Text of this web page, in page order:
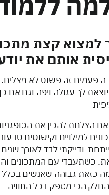
למצוא קצת
אותם את
פעמים זה פשוט לא
לך עגולה ויפה וגם אם
הצלחת להכין את
למילויים וקישוטים
ודייקתי לבד לאורך
כשתעבדי עם המתכונים
כזאת גבוהה שאנשים בכלל
הכי מספק בכל החוויה